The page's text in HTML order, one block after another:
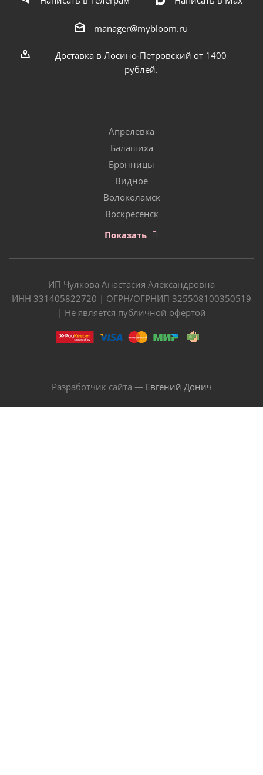
manager@mybloom.ru
Доставка в Лосино-Петровский от 1400
рублей.
Апрелевка
Балашиха
Бронницы
Видное
Волоколамск
Воскресенск
Показать
ИП Чулкова Анастасия Александровна
ИНН 331405822720 | ОГРН/ОГРНИП 325508100350519
| Не является публичной офертой
Разработчик сайта — Евгений Донич